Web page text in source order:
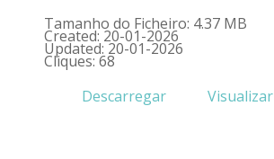
Tamanho do Ficheiro: 4.37 MB
Created: 20-01-2026
Updated: 20-01-2026
Cliques: 68
Descarregar
Visualizar